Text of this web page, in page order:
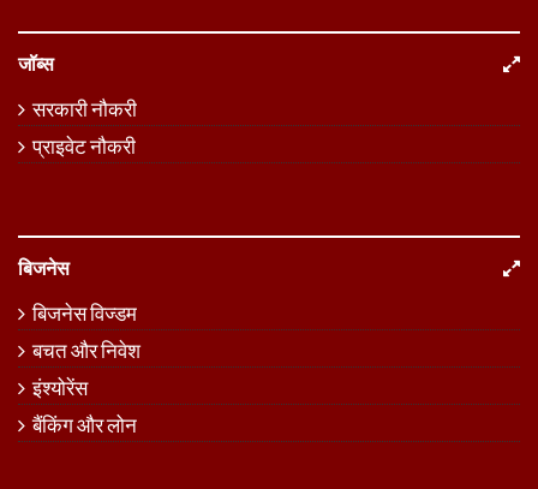
जॉब्स
सरकारी नौकरी
प्राइवेट नौकरी
बिजनेस
बिजनेस विज्डम
बचत और निवेश
इंश्योरेंस
बैंकिंग और लोन